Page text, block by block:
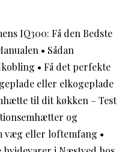
IQ300: Få den Bedste
• Sådan
• Få det perfekte
eller elkogeplade
til dit køkken – Test
og
væg eller loftemfang •